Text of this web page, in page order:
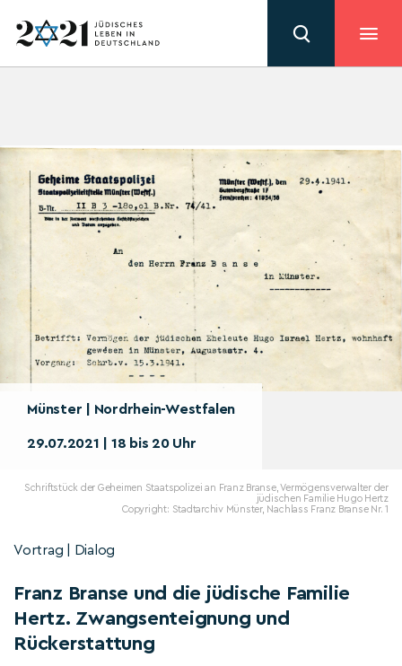
Münster | Nordrhein-Westfalen
29.07.2021 | 18 bis 20 Uhr
Schriftstück der Geheimen Staatspolizei an Franz Branse, Vermögensverwalter der
jüdischen Familie Hugo Hertz
Copyright: Stadtarchiv Münster, Nachlass Franz Branse Nr. 1
Vortrag | Dialog
Franz Branse und die jüdische Familie
Hertz. Zwangsenteignung und
Rückerstattung